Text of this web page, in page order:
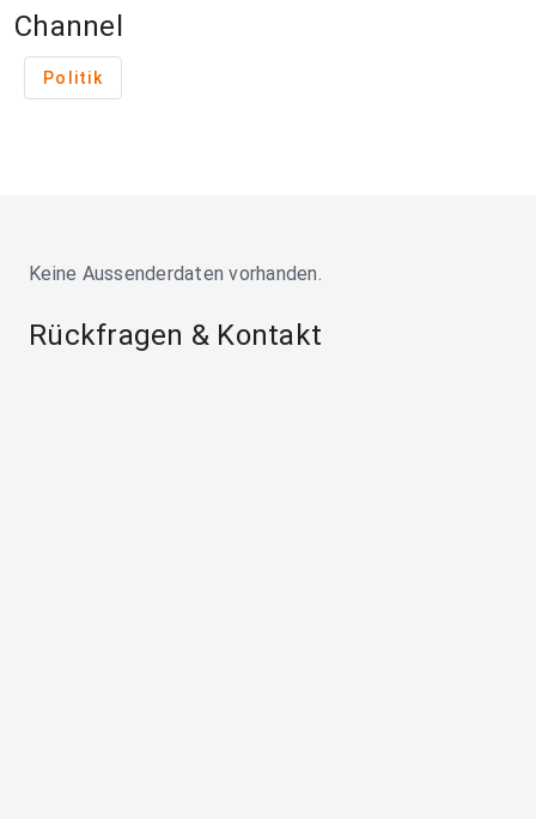
Channel
Politik
Keine Aussenderdaten vorhanden.
Rückfragen & Kontakt